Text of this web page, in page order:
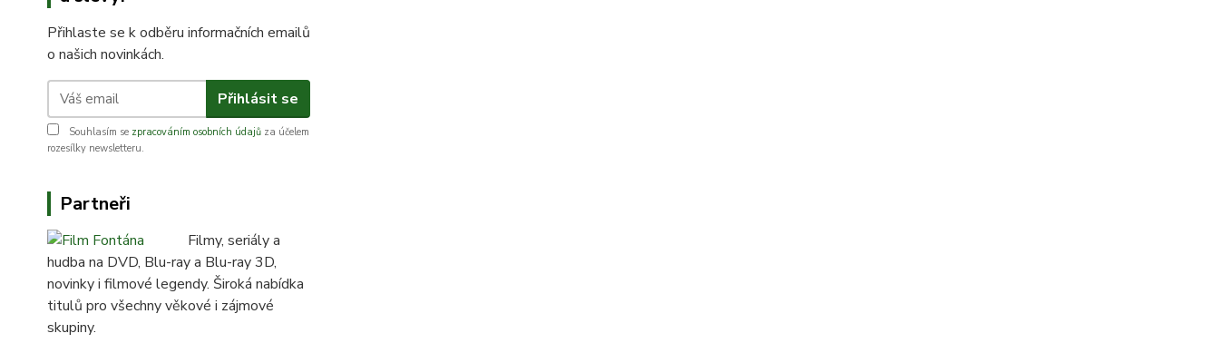
Přihlaste se k odběru informačních emailů
o našich novinkách.
Přihlásit se
Souhlasím se zpracováním osobních údajů za účelem
rozesílky newsletteru.
Partneři
Filmy, seriály a
hudba na DVD, Blu-ray a Blu-ray 3D,
novinky i filmové legendy. Široká nabídka
titulů pro všechny věkové i zájmové
skupiny.